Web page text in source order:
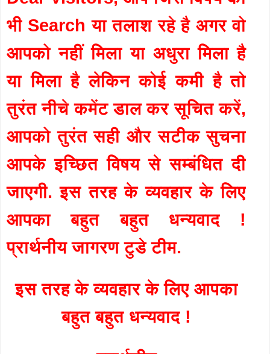
भी Search या तलाश रहे है अगर वो
आपको नहीं मिला या अधुरा मिला है
या मिला है लेकिन कोई कमी है तो
तुरंत नीचे कमेंट डाल कर सूचित करें,
आपको तुरंत सही और सटीक सुचना
आपके इच्छित विषय से सम्बंधित दी
जाएगी. इस तरह के व्यवहार के लिए
आपका बहुत बहुत धन्यवाद !
प्रार्थनीय जागरण टुडे टीम.
इस तरह के व्यवहार के लिए आपका
बहुत बहुत धन्यवाद !